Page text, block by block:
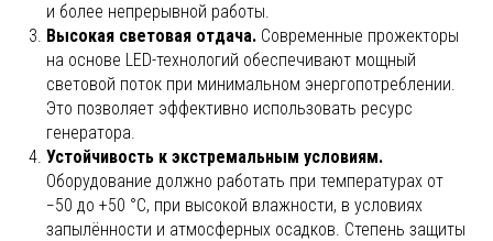
и более непрерывной работы.
Высокая световая отдача. Современные прожекторы
на основе LED-технологий обеспечивают мощный
световой поток при минимальном энергопотреблении.
Это позволяет эффективно использовать ресурс
генератора.
Устойчивость к экстремальным условиям.
Оборудование должно работать при температурах от
−50 до +50 °C, при высокой влажности, в условиях
запылённости и атмосферных осадков. Степень защиты